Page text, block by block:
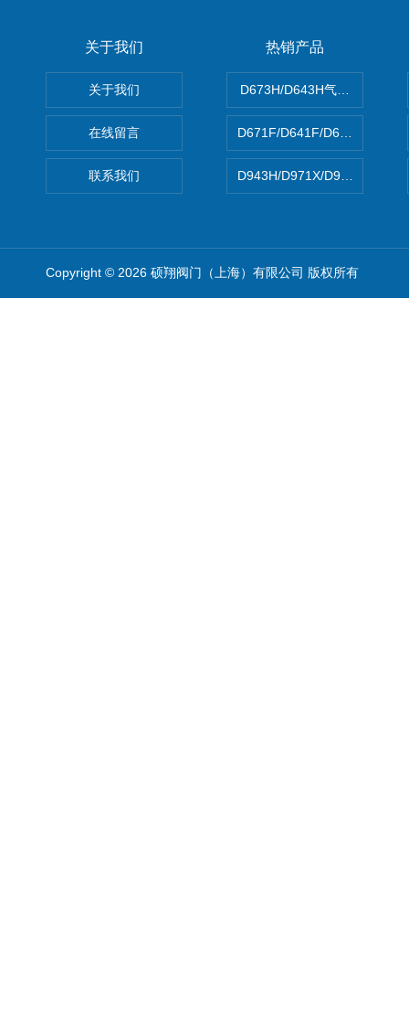
关于我们
关于我们
在线留言
联系我们
热销产品
D673H/D643H气动硬密封蝶
D671F/D641F/D671X/
D943H/D971X/D971F46法兰
Copyright © 2026 硕翔阀门（上海）有限公司 版权所有